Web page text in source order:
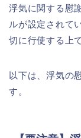
浮気に関する慰
ルが設定されて
切に行使する上
以下は、浮気の
す。